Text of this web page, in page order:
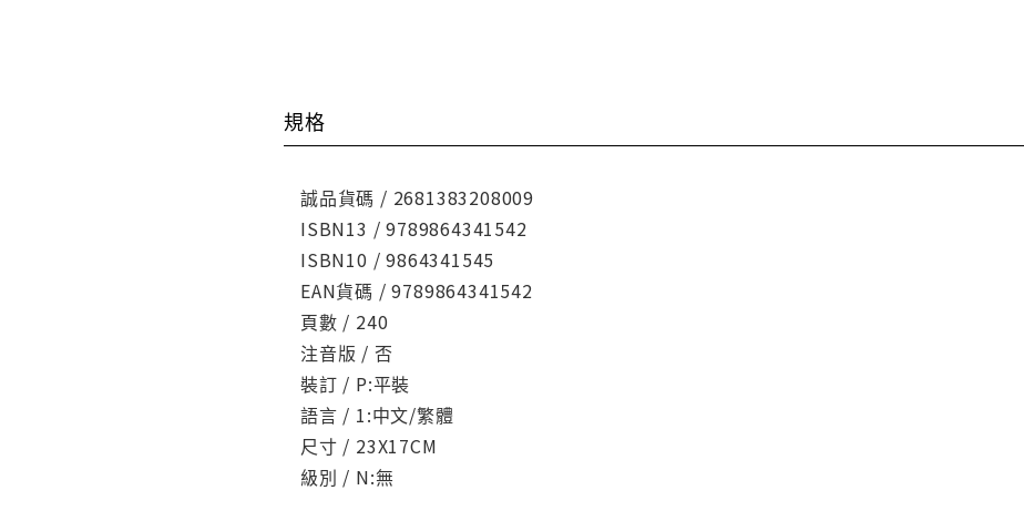
規格
誠品貨碼 / 2681383208009
ISBN13 / 9789864341542
ISBN10 / 9864341545
EAN貨碼 / 9789864341542
頁數 / 240
注音版 / 否
裝訂 / P:平裝
語言 / 1:中文/繁體
尺寸 / 23X17CM
級別 / N:無